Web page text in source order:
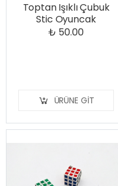
Toptan Işıklı Çubuk
Stic Oyuncak
₺ 50.00
ÜRÜNE GIT